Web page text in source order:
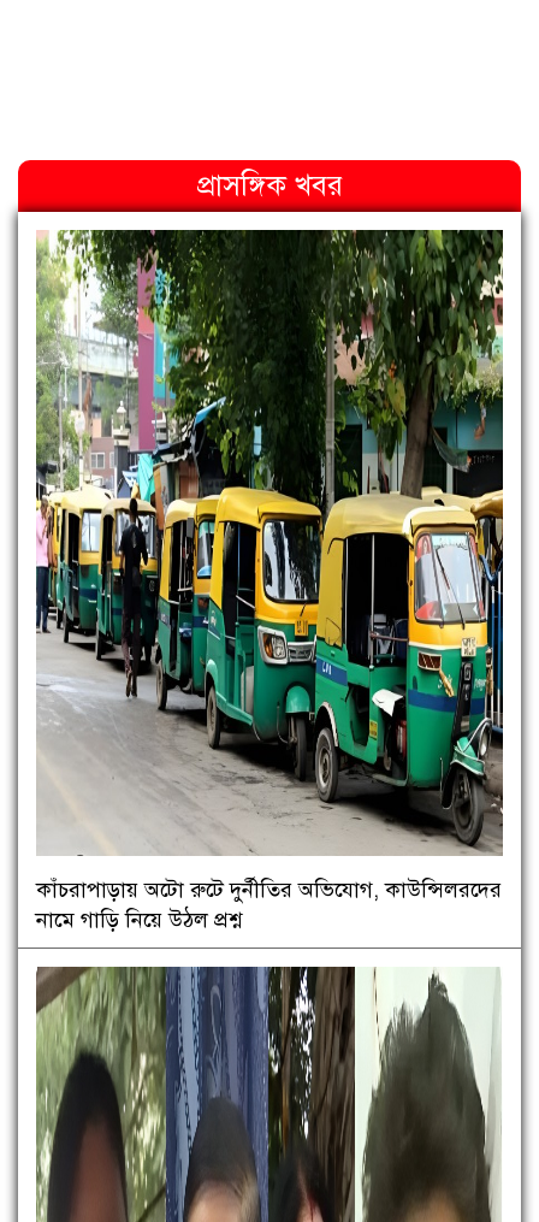
প্রাসঙ্গিক খবর
কাঁচরাপাড়ায় অটো রুটে দুর্নীতির অভিযোগ, কাউন্সিলরদের
নামে গাড়ি নিয়ে উঠল প্রশ্ন